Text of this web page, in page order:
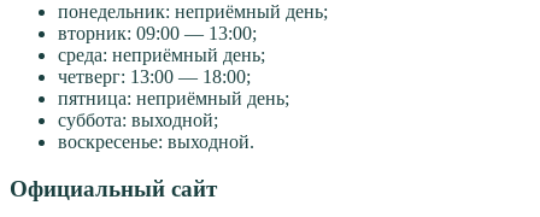
понедельник: неприёмный день;
вторник: 09:00 — 13:00;
среда: неприёмный день;
четверг: 13:00 — 18:00;
пятница: неприёмный день;
суббота: выходной;
воскресенье: выходной.
Официальный сайт